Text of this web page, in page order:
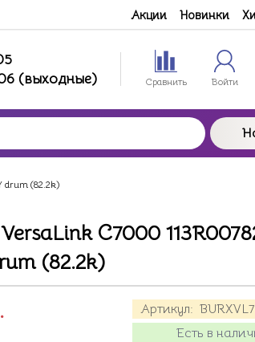
Акции Новинки
(выходные)
Сравнить Войти
drum (82.2k)
C7000
(82.2k)
Артикул:
Есть в